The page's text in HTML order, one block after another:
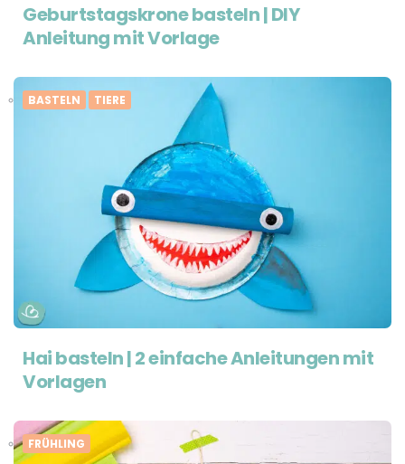
Geburtstagskrone basteln | DIY
Anleitung mit Vorlage
BASTELN TIERE
Hai basteln | 2 einfache Anleitungen mit
Vorlagen
FRÜHLING